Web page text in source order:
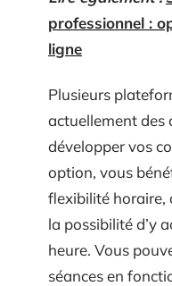
professionnel :
ligne
Plusieurs
actuellement des
développer vos
option, vous
flexibilité horaire,
la possibilité d’y
heure. Vous
séances en